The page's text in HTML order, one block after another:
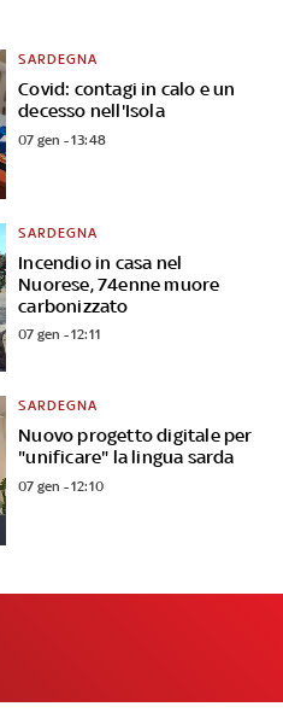
Covid: contagi in calo e un
decesso nell'Isola
SARDEGNA
07 gen - 13:48
Incendio in casa nel
Nuorese, 74enne muore
carbonizzato
SARDEGNA
07 gen - 12:11
Nuovo progetto digitale per
"unificare" la lingua sarda
SARDEGNA
07 gen - 12:10